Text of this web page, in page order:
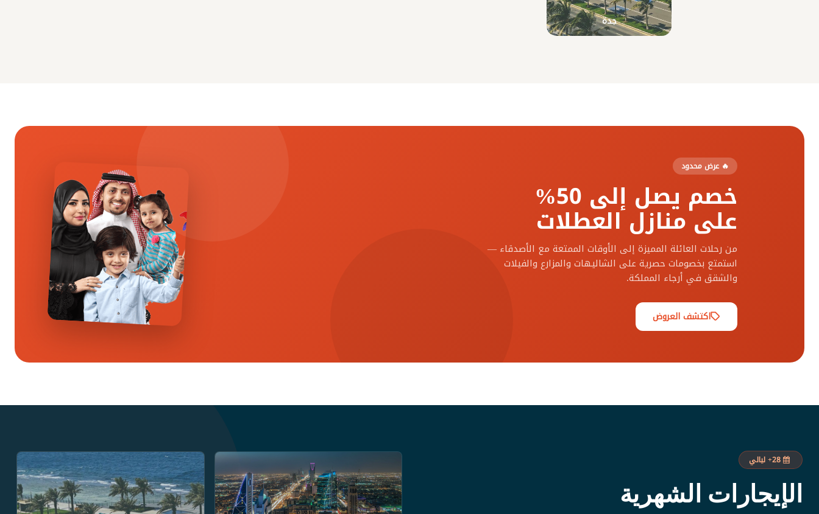
جدة
🔥 عرض محدود
خصم يصل إلى 50%
على منازل العطلات
من رحلات العائلة المميزة إلى الأوقات الممتعة مع الأصدقاء —
استمتع بخصومات حصرية على الشاليهات والمزارع والفيلات
والشقق في أرجاء المملكة.
اكتشف العروض
الإيجارات الشهرية